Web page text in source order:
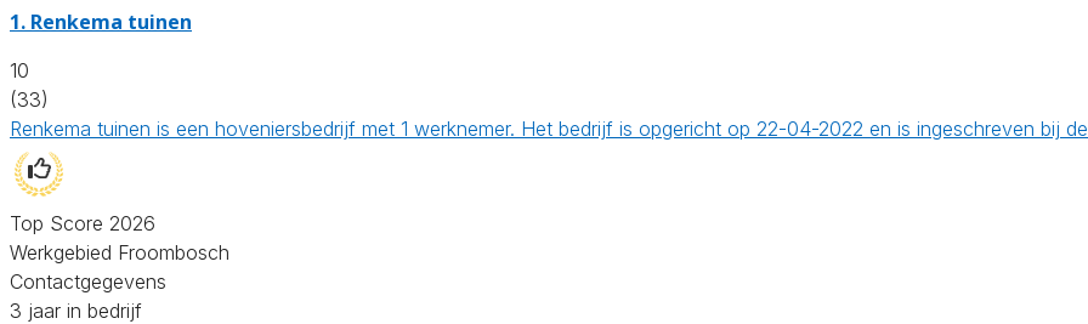
1. Renkema tuinen
10
(33)
Renkema tuinen is een hoveniersbedrijf met 1 werknemer. Het bedrijf is opgericht op 22-04-2022 en is ingeschreven bij
Top Score 2026
Werkgebied Froombosch
Contactgegevens
3 jaar in bedrijf